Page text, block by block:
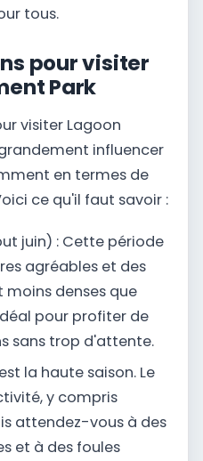
tous.
pour visiter
Park
visiter Lagoon
influencer
en termes de
ce qu'il faut savoir :
juin) : Cette période
agréables et des
denses que
pour profiter de
sans trop d'attente.
la haute saison. Le
y compris
attendez-vous à des
et à des foules